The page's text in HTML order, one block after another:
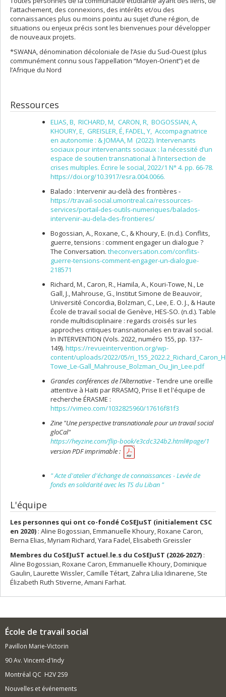
l’attachement, des connexions, des intérêts et/ou des
connaissances plus ou moins pointu au sujet d’une région, de
situations ou enjeux précis sont les bienvenues pour développer
de nouveaux projets.
*SWANA, dénomination décoloniale de l’Asie du Sud-Ouest (plus
communément connu sous l’appellation “Moyen-Orient”) et de
l’Afrique du Nord
Ressources
ELIAS, B, RICHARD, M, CARON, R, BOGOSSIAN, A,
KHOURY, E, GREISLER, É, FADEL, Y, Accompagnatrice
en autonomie : & JOMAA, M (2022). Intervenants
sociaux pour intervenants sociaux : la nécessité d’un
espace de soutien transnational à l’intersection de
crises multiples. Écrire le social, 2022/1 N° 4. pp. 66-78.
https://doi.org/10.3917/esra.004.0066.
Balado : Intervenir au-delà des frontières -
https://travail-social.umontreal.ca/ressources-
services/portail-des-outils-numeriques/balados-
intervenir-au-dela-des-frontieres/
Bogossian, A., Roxane, C., & Khoury, E. (n.d.). Conflits,
guerre, tensions : comment engager un dialogue ?
The Conversation. theconversation.com/conflits-
guerre-tensions-comment-engager-un-dialogue-
218571
Richard, M., Caron, R., Hamila, A., Kouri-Towe, N., Le
Gall, J., Mahrouse, G., Institut Simone de Beauvoir,
Université Concordia, Bolzman, C., Lee, E. O. J., & Haute
École de travail social de Genève, HES-SO. (n.d.). Table
ronde multidisciplinaire : regards croisés sur les
approches critiques transnationales en travail social.
In INTERVENTION (Vols. 2022, numéro 155, pp. 137–
149). https://revueintervention.org/wp-
content/uploads/2022/05/
Towe_Le-Gall_Mahrouse_Bolzman_Ou_Jin_Lee.pdf
Grandes conférences de l’Alternative -Tendre une oreille
attentive à Haïti par RRASMQ, Prise II et l'équipe de
recherche ÉRASME :
https://vimeo.com/1032825960/17616f81f3
Zine "Une perspective transnationale pour un travail social
gloCal"
https://heyzine.com/flip-book/e3cdc324b2.html#page/1
version PDF imprimable :
"Acte d'atelierd'échange de connaissances -Levée de
fonds en solidarité avec les TS du Liban "
L'équipe
Les personnes qui ont co-fondé CoSEJuST (initialement CSC
en 2020) : Aline Bogossian, Emmanuelle Khoury, Roxane Caron,
Berna Elias, Myriam Richard, Yara Fadel, Elisabeth Greissler
Membres du CoSEJuST actuel.le.s du CoSEJuST (2026-2027) :
Aline Bogossian, Roxane Caron, Emmanuelle Khoury, Dominique
Gaulin, Laurette Wissler, Camille Tétart, Zahra Lilia Idinarene, Ste
Élizabeth Ruth Stiverne, Amani Farhat.
École de travail social
Pavillon Marie-Victorin
90 Av. Vincent-d'Indy
Montréal QC H2V 2S9
Nouvelles et événements